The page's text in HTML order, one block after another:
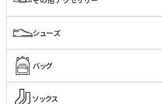
シューズ
バッグ
ソックス